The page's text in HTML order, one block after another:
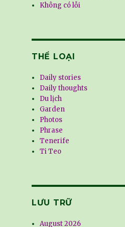
Không có lỗi
THỂ LOẠI
Daily stories
Daily thoughts
Du lịch
Garden
Photos
Phrase
Tenerife
Ti Teo
LƯU TRỮ
August 2026